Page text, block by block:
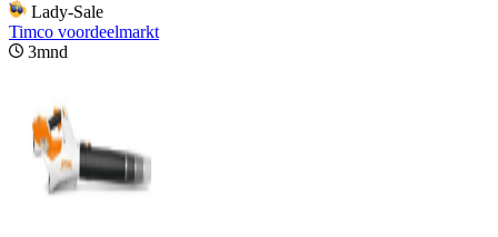
Lady-Sale
Timco voordeelmarkt
3mnd